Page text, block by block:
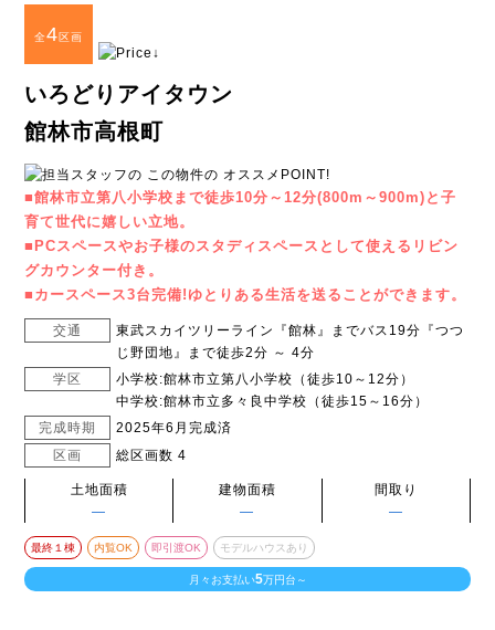
全4区画
いろどりアイタウン
館林市高根町
■館林市立第八小学校まで徒歩10分～12分(800m～900m)と子
育て世代に嬉しい立地。
■PCスペースやお子様のスタディスペースとして使えるリビン
グカウンター付き。
■カースペース3台完備!ゆとりある生活を送ることができます。
交通
東武スカイツリーライン『館林』までバス19分『つつ
じ野団地』まで徒歩2分 ～ 4分
学区
小学校:館林市立第八小学校（徒歩10～12分）
中学校:館林市立多々良中学校（徒歩15～16分）
完成時期
2025年6月完成済
区画
総区画数 4
土地面積
―
建物面積
―
間取り
―
最終１棟 内覧OK 即引渡OK モデルハウスあり
月々お支払い5万円台～